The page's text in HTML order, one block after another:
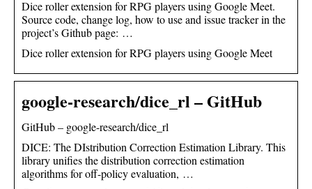
Dice roller extension for RPG players using Google Meet.
Source code, change log, how to use and issue tracker in the
project’s Github page: …
Dice roller extension for RPG players using Google Meet
google-research/dice_rl – GitHub
GitHub – google-research/dice_rl
DICE: The DIstribution Correction Estimation Library. This
library unifies the distribution correction estimation
algorithms for off-policy evaluation, …